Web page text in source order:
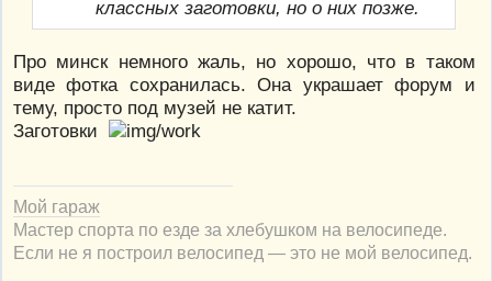
классных заготовки, но о них позже.
Про минск немного жаль, но хорошо, что в таком
виде фотка сохранилась. Она украшает форум и
тему, просто под музей не катит.
Заготовки
Мой гараж
Мастер спорта по езде за хлебушком на велосипеде.
Если не я построил велосипед — это не мой велосипед.